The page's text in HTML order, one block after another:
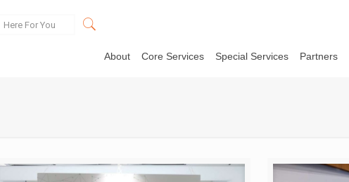
About Core Services Special Services Partners